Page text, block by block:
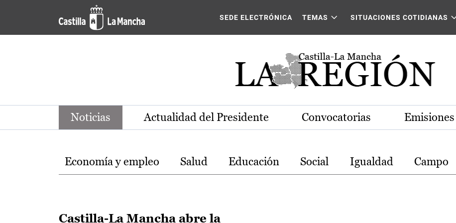
Pasar al contenido principal
Noticias de la región de Castilla-La Mancha
SEDE ELECTRÓNICA TEMAS SITUACIONES COTIDIANAS
Noticias Actualidad del Presidente Convocatorias
Temas
Economía y empleo Salud Educación Social Igualdad Campo
Castilla-La Mancha abre la